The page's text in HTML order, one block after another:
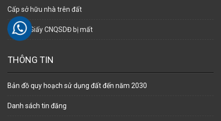
Cấp sở hữu nhà trên đất
Cấp lại Giấy CNQSDĐ bị mất
THÔNG TIN
Bản đồ quy hoạch sử dụng đất đến năm 2030
Danh sách tin đăng